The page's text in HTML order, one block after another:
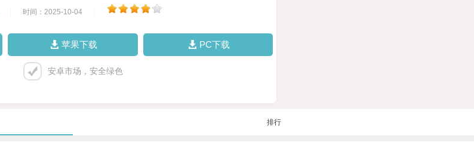
时间：2025-10-04
苹果下载 PC下载
安卓市场，安全绿色
排行